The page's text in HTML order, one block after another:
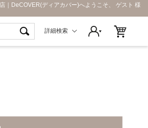
｜DeCOVER(ディアカバー)へようこそ、 ゲスト 様
詳細検索